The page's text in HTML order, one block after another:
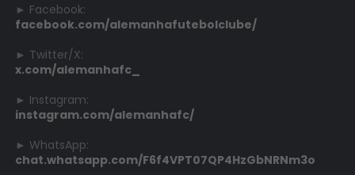
► Facebook:
facebook.com/alemanhafutebolclube/
► Twitter/X:
x.com/alemanhafc_
► Instagram:
instagram.com/alemanhafc/
► WhatsApp:
chat.whatsapp.com/F6f4VPT07QP4HzGbNRNm3o